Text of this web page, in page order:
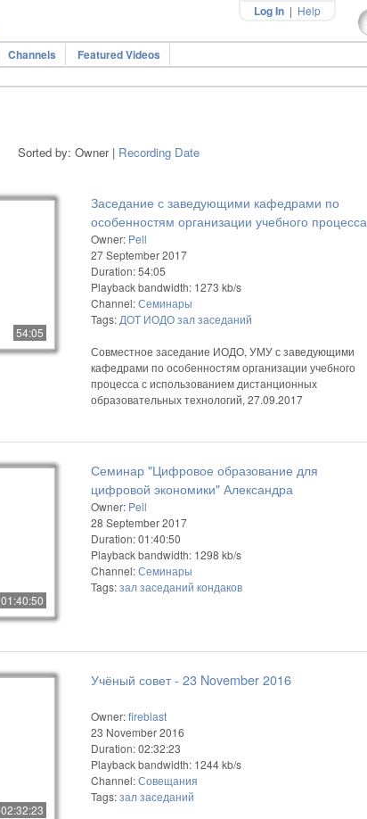
Log In | Help
Channels Featured Videos
Sorted by: Owner | Recording Date
54:05
Заседание с заведующими кафедрами по
особенностям организации учебного процесса
с использованием ДОТ
Owner: Pell
27 September 2017
Duration: 54:05
Playback bandwidth: 1273 kb/s
Channel:Семинары
Tags: ДОТ ИОДОзалзаседаний
Совместное заседание ИОДО, УМУ с заведующими
кафедрами по особенностям организации учебного
процесса с использованием дистанционных
образовательных технологий, 27.09.2017
01:40:50
Семинар "Цифровое образование для
цифровой экономики" Александра
Михайловича Кондакова
Owner: Pell
28 September 2017
Duration: 01:40:50
Playback bandwidth: 1298 kb/s
Channel:Семинары
Tags:залзаседаний кондаков
02:32:23
Учёный совет - 23 November 2016
Owner:fireblast
23 November 2016
Duration: 02:32:23
Playback bandwidth: 1244 kb/s
Channel:Совещания
Tags:залзаседаний